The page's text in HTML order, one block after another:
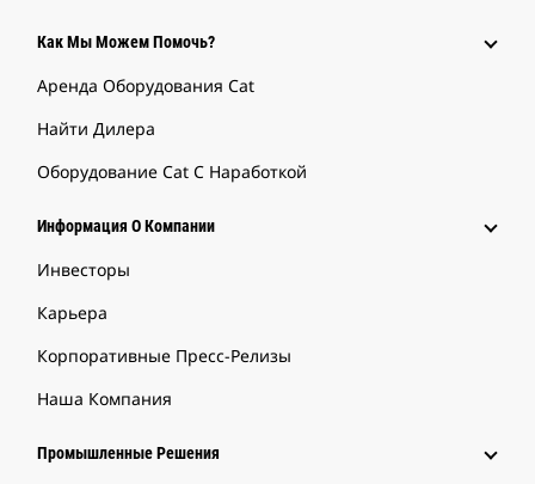
Как Мы Можем Помочь?
Аренда Оборудования Cat
Найти Дилера
Оборудование Cat С Наработкой
Информация О Компании
Инвесторы
Карьера
Корпоративные Пресс-Релизы
Наша Компания
Промышленные Решения